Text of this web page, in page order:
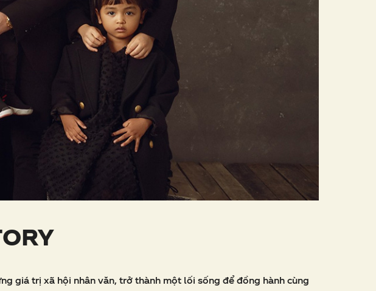
giá trị xã hội nhân văn, trở thành một lối sống để đồng hành cùng